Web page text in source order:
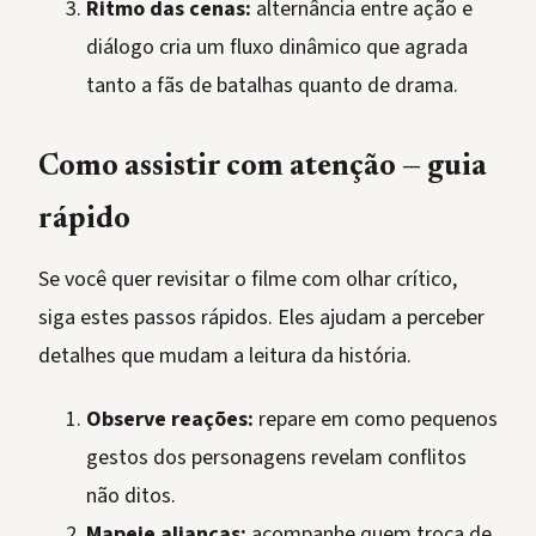
Ritmo das cenas: alternância entre ação e
diálogo cria um fluxo dinâmico que agrada
tanto a fãs de batalhas quanto de drama.
Como assistir com atenção — guia
rápido
Se você quer revisitar o filme com olhar crítico,
siga estes passos rápidos. Eles ajudam a perceber
detalhes que mudam a leitura da história.
Observe reações: repare em como pequenos
gestos dos personagens revelam conflitos
não ditos.